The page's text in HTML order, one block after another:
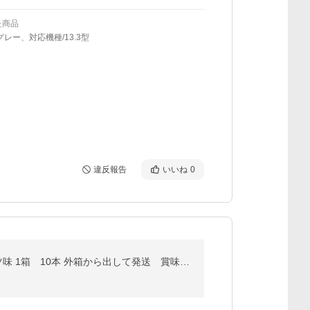
品
レー、対応機種/13.3型
違反報告 いいね 0